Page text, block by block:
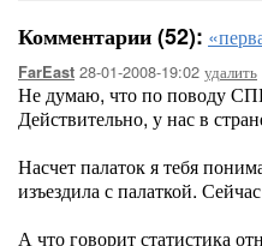
Комментарии (52):
FarEast 28-01-2008-19:02 удалить
Не думаю, что по поводу
Действительно, у нас в
Насчет палаток я тебя
изъездила с палаткой.
А что говорит статистика